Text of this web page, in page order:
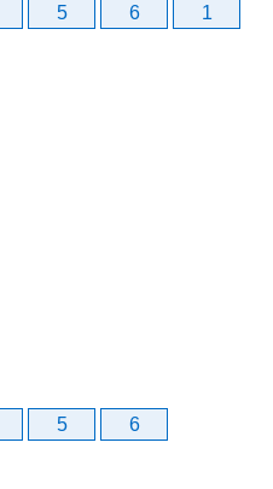
5 6
1
5 6